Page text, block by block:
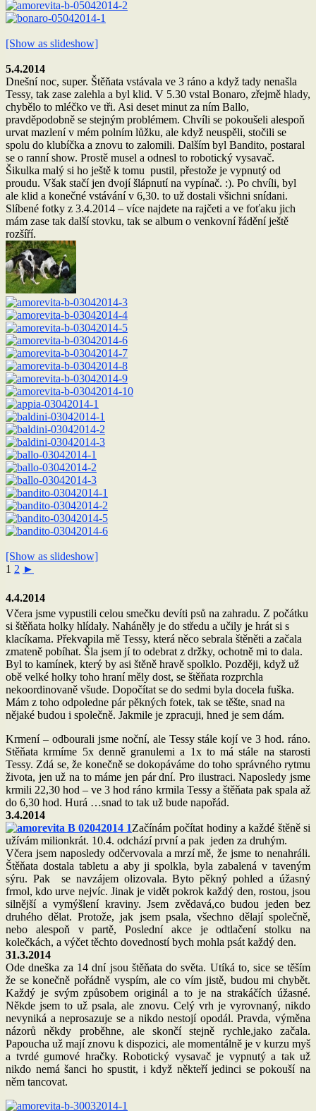
[Show as slideshow]
5.4.2014
Dnešní noc, super. Štěňata vstávala ve 3 ráno a když tady nenašla
Tessy, tak zase zalehla a byl klid. V 5.30 vstal Bonaro, zřejmě hlady,
chybělo to mléčko ve tři. Asi deset minut za ním Ballo,
pravděpodobně se stejným problémem. Chvíli se pokoušeli alespoň
urvat mazlení v mém polním lůžku, ale když neuspěli, stočili se
spolu do klubíčka a znovu to zalomili. Dalším byl Bandito, postaral
se o ranní show. Prostě musel a odnesl to robotický vysavač.
Šikulka malý si ho ještě k tomu pustil, přestože je vypnutý od
proudu. Však stačí jen dvojí šlápnutí na vypínač. :). Po chvíli, byl
ale klid a konečné vstávání v 6,30. to už dostali všichni snídani.
Slíbené fotky z 3.4.2014 – více najdete na rajčeti a ve foťaku jich
mám zase tak další stovku, tak se album o venkovní řádění ještě
rozšíří.
[Show as slideshow]
1 2 ►
4.4.2014
Včera jsme vypustili celou smečku devíti psů na zahradu. Z počátku
si štěňata holky hlídaly. Naháněly je do středu a učily je hrát si s
klacíkama. Překvapila mě Tessy, která něco sebrala štěněti a začala
zmateně pobíhat. Šla jsem jí to odebrat z držky, ochotně mi to dala.
Byl to kamínek, který by asi štěně hravě spolklo. Později, když už
obě velké holky toho hraní měly dost, se štěňata rozprchla
nekoordinovaně všude. Dopočítat se do sedmi byla docela fuška.
Mám z toho odpoledne pár pěkných fotek, tak se těšte, snad na
nějaké budou i společně. Jakmile je zpracuji, hned je sem dám.
Krmení – odbourali jsme noční, ale Tessy stále kojí ve 3 hod. ráno.
Stěňata krmíme 5x denně granulemi a 1x to má stále na starosti
Tessy. Zdá se, že konečně se dokopáváme do toho správného rytmu
života, jen už na to máme jen pár dní. Pro ilustraci. Naposledy jsme
krmili 22,30 hod – ve 3 hod ráno krmila Tessy a štěňata pak spala až
do 6,30 hod. Hurá …snad to tak už bude napořád.
3.4.2014
Začínám počítat hodiny a každé štěně si
užívám milionkrát. 10.4. odchází první a pak jeden za druhým.
Včera jsem naposledy odčervovala a mrzí mě, že jsme to nenahráli.
Štěňata dostala tabletu a aby ji spolkla, byla zabalená v taveným
sýru. Pak se navzájem olizovala. Byto pěkný pohled a úžasný
frmol, kdo urve nejvíc. Jinak je vidět pokrok každý den, rostou, jsou
silnější a vymýšlení kraviny. Jsem zvědavá,co budou jeden bez
druhého dělat. Protože, jak jsem psala, všechno dělají společně,
nebo alespoň v partě, Poslední akce je odtlačení stolku na
kolečkách, a výčet těchto dovedností bych mohla psát každý den.
31.3.2014
Ode dneška za 14 dní jsou štěňata do světa. Utíká to, sice se těším
že se konečně pořádně vyspím, ale co vím jistě, budou mi chybět.
Každý je svým způsobem originál a to je na strakáčích úžasné.
Někde jsem to už psala, ale znovu. Celý vrh je vyrovnaný, nikdo
nevyniká a neprosazuje se a nikdo nestojí opodál. Pravda, výměna
názorů někdy proběhne, ale skončí stejně rychle,jako začala.
Papoucha už mají znovu k dispozici, ale momentálně je v kurzu myš
a tvrdé gumové hračky. Robotický vysavač je vypnutý a tak už
nikdo nemá šanci ho spustit, i když někteří jedinci se pokouší na
něm tancovat.